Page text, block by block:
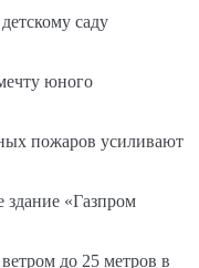
саду
юного
пожаров усиливают
«Газпром
до 25 метров в